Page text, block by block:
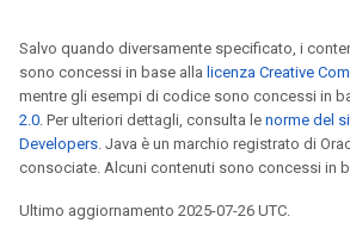
Salvo quando diversamente specificato, i
sono concessi in base alla licenza Creative
mentre gli esempi di codice sono concessi in
2.0. Per ulteriori dettagli, consulta le norme del
Developers. Java è un marchio registrato di
consociate. Alcuni contenuti sono concessi in
Ultimo aggiornamento 2025-07-26 UTC.